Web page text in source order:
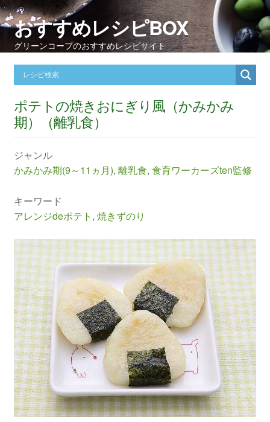
おすすめレシピBOX
グリーンコープのおすすめレシピサイト
ポテトの焼きおにぎり風（かみかみ
期）（離乳食）
ジャンル
かみかみ期(9～11ヵ月), 離乳食, 食育ワーカーズten監修
キーワード
アレンジdeポテト , 焼きずのり